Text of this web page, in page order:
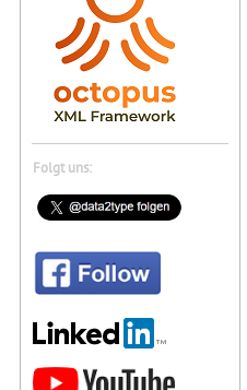
Folgt uns: